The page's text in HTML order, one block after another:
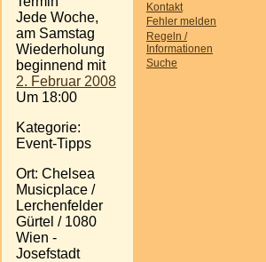
Kontakt
Fehler melden
Regeln /
Informationen
Suche
Jede Woche,
am Samstag
Wiederholung
beginnend mit
2. Februar 2008
Um 18:00
Kategorie:
Event-Tipps
Ort: Chelsea
Musicplace /
Lerchenfelder
Gürtel / 1080
Wien -
Josefstadt